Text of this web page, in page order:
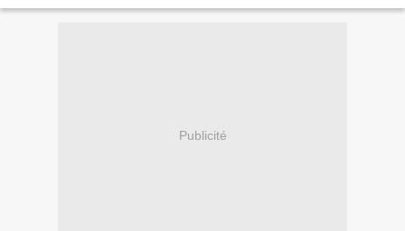
Publicité